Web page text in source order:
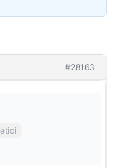
#28163